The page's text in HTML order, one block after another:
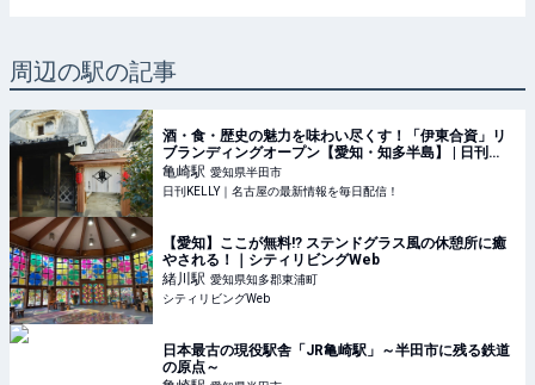
周辺の駅の記事
酒・食・歴史の魅力を味わい尽くす！「伊東合資」リ
ブランディングオープン【愛知・知多半島】 | 日刊
KELLY｜名古屋の最新情報を毎日配信！
亀崎駅 愛知県半田市
日刊KELLY｜名古屋の最新情報を毎日配信！
【愛知】ここが無料!? ステンドグラス風の休憩所に癒
やされる！｜シティリビングWeb
緒川駅 愛知県知多郡東浦町
シティリビングWeb
日本最古の現役駅舎「JR亀崎駅」～半田市に残る鉄道
の原点～